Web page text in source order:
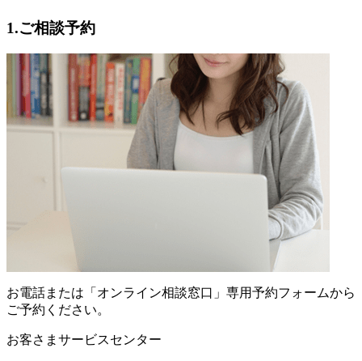
1.ご相談予約
お電話または「オンライン相談窓口」専用予約フォームから
ご予約ください。
お客さまサービスセンター